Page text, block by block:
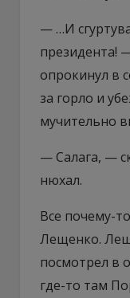
— …И
президента!
опрокинул в
за горло и
мучительно
— Салага, —
нюхал.
Все почему-
Лещенко.
посмотрел в
где-то там